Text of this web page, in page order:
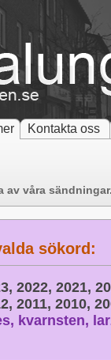
Kontakta oss
av våra
sökord:
2022, 2021,
2011, 2010,
kvarnsten,